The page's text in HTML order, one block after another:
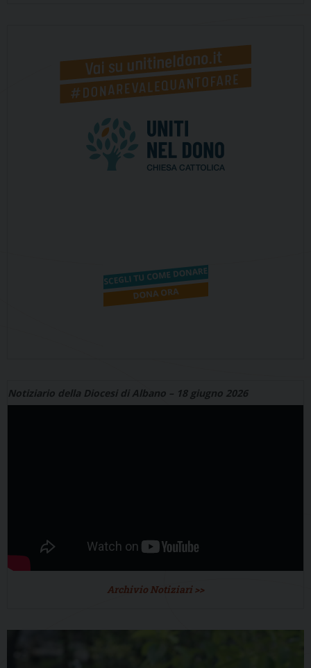
Notiziario della Diocesi di Albano – 18 giugno 2026
Archivio Notiziari >>